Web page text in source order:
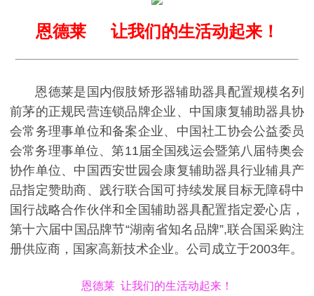
恩德莱 让我们的生活动起来！
恩德莱是国内假肢矫形器辅助器具配置规模名列
前茅的正规民营连锁品牌企业、中国康复辅助器具协
会常务理事单位和备案企业、中国社工协会公益委员
会常务理事单位、第11届全国残运会暨第八届特奥会
协作单位、中国西安世园会康复辅助器具行业辅具产
品指定赞助商、践行联合国可持续发展目标无障碍中
国行战略合作伙伴和全国辅助器具配置指定爱心店，
第十六届中国品牌节“湖南省知名品牌”,联合国采购注
册供应商，国家高新技术企业。公司成立于2003年。
恩德莱 让我们的生活动起来！